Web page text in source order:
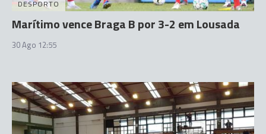
DESPORTO
Marítimo vence Braga B por 3-2 em Lousada
30 Ago 12:55